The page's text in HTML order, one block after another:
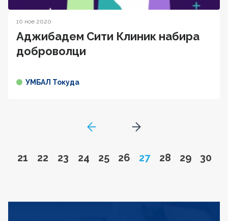
10 ное 2020
Аджибадем Сити Клиник набира
доброволци
УМБАЛ Токуда
GoToPreviousPage
Go to page
21 Go to page
22 Go to page
23 Go to page
24 Go to page
25 Go to page
26 Page
27 Go to page
28 Go to
29 Go
30
Go to next page